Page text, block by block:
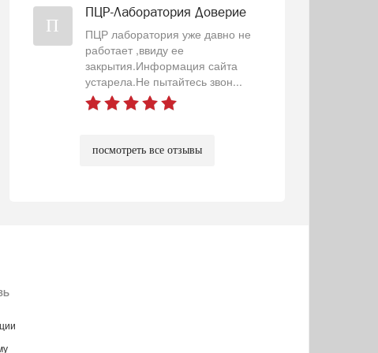
П
ПЦР-Лаборатория Доверие
ПЦР лаборатория уже давно не
работает ,ввиду ее
закрытия.Информация сайта
устарела.Не пытайтесь звон...
посмотреть все отзывы